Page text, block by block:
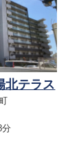
北テラス